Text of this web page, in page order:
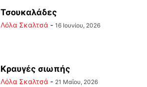
Τσουκαλάδες
Λόλα Σκαλτσά - 16 Ιουνίου, 2026
Κραυγές σιωπής
Λόλα Σκαλτσά - 21 Μαΐου, 2026